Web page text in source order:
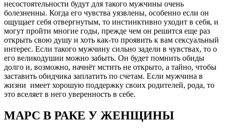
несостоятельности будут для такого мужчины очень
болезненны. Когда его чувства уязвлены, особенно если он
ощущает себя отвергнутым, то инстинктивно уходит в себя, и
могут пройти многие годы, прежде чем он решится еще раз
открыть свою душу и хоть как-то проявить к вам сексуальный
интерес. Если такого мужчину сильно задели в чувствах, то о
его великодушии можно забыть. Он будет помнить обиды
долго и, возможно, начнёт мстить не открыто, а тайно, чтобы
заставить обидчика заплатить по счетам. Если мужчина в
жизни имеет хорошую поддержку своих родителей, рода, то
это вселяет в него уверенность в себе.
МАРС В РАКЕ У ЖЕНЩИНЫ